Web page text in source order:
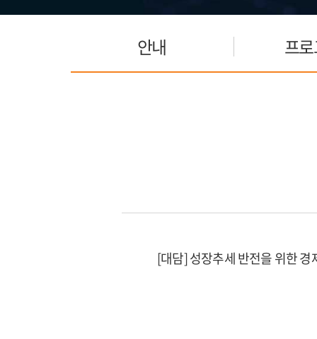
안내 프
[대담] 성장추세 반전을 위한 경